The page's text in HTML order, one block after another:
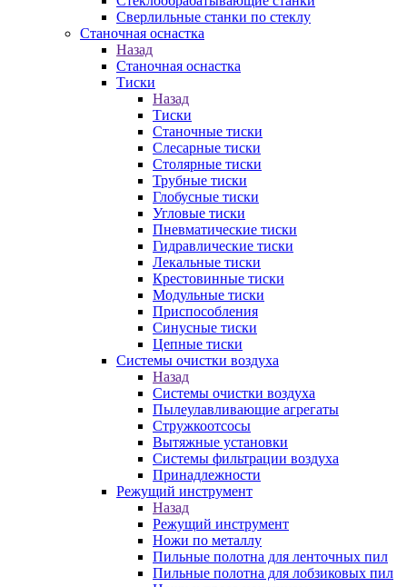
Сверлильные станки по стеклу
Станочная оснастка
Назад
Станочная оснастка
Тиски
Назад
Тиски
Станочные тиски
Слесарные тиски
Столярные тиски
Трубные тиски
Глобусные тиски
Угловые тиски
Пневматические тиски
Гидравлические тиски
Лекальные тиски
Крестовинные тиски
Модульные тиски
Приспособления
Синусные тиски
Цепные тиски
Системы очистки воздуха
Назад
Системы очистки воздуха
Пылеулавливающие агрегаты
Стружкоотсосы
Вытяжные установки
Системы фильтрации воздуха
Принадлежности
Режущий инструмент
Назад
Режущий инструмент
Ножи по металлу
Пильные полотна для ленточных пил
Пильные полотна для лобзиковых пил